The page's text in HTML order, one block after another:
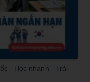
- Học nhanh - Trải